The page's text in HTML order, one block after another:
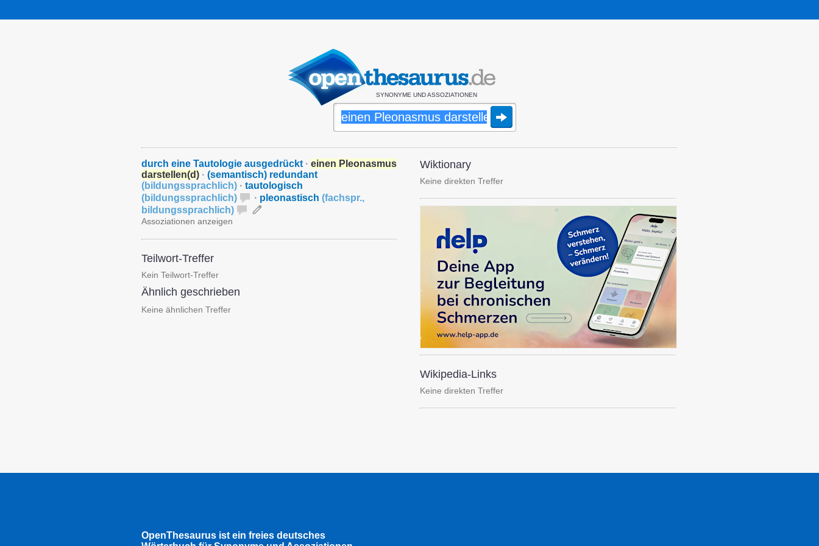
SYNONYME UND ASSOZIATIONEN
durch eine Tautologie ausgedrückt · einen Pleonasmus
darstellen(d) · (semantisch) redundant
(bildungssprachlich) · tautologisch
(bildungssprachlich) · pleonastisch (fachspr.,
bildungssprachlich)
Assoziationen anzeigen
Teilwort-Treffer
Kein Teilwort-Treffer
Ähnlich geschrieben
Keine ähnlichen Treffer
Wiktionary
Keine direkten Treffer
Wikipedia-Links
Keine direkten Treffer
OpenThesaurus ist ein freies deutsches